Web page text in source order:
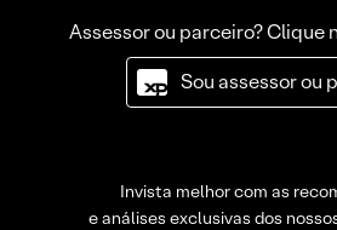
Assessor ou parceiro? Clique
Sou assessor ou
Invista melhor com as
e análises exclusivas dos